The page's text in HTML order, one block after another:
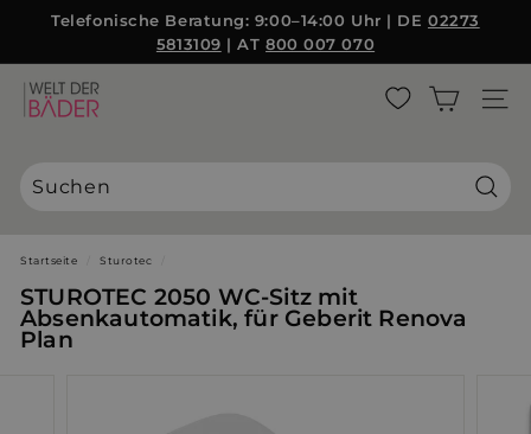
Pause
Diashow
Telefonische Beratung: 9:00–14:00 Uhr | DE 02273
5813109 | AT800 007 070
W
e
d
r
B
ä
d
Startseite Sturotec
STUROTEC 2050 WC-Sitz mit
Absenkautomatik, für Geberit Renova
Plan
{{currency}}{{discount}} undefined